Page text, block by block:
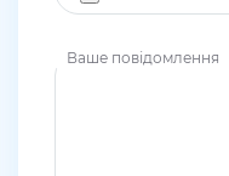
Ваше повідомлення